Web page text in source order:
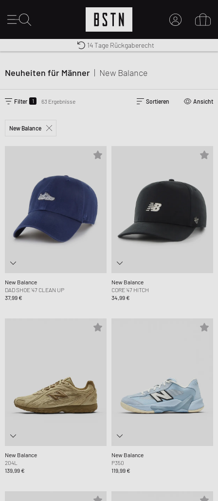
EINEN ACCOUNT ERSTELLEN
Kostenloser Versand nach DE ab € 70
Premium Sportswear
14 Tage Rückgaberecht
Neuheiten für Männer | New Balance
Filter 1 63 Ergebnisse Sortieren Ansicht
New Balance
New Balance
DAD SHOE ’47 CLEAN UP
37,99 €
New Balance
CORE ’47 HITCH
34,99 €
New Balance
204L
139,99 €
New Balance
P350
119,99 €